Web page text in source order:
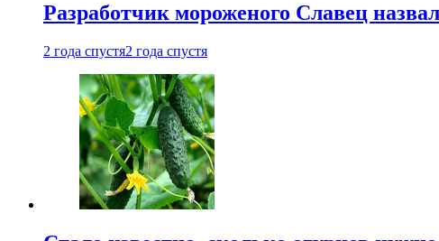
Разработчик мороженого Славец
2 года спустя2 года спустя